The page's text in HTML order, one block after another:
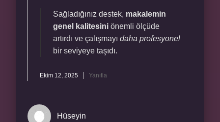
Sağladığınız destek, makalemin
genel kalitesini önemli ölçüde
artırdı ve çalışmayı daha profesyonel
bir seviyeye taşıdı.
Ekim 12, 2025 Yanıtla
Hüseyin